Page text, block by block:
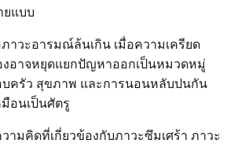
ยแบบ
าวะอารมณ์ล้นเกิน เมื่อความเครียด
อาจหยุดแยกปัญหาออกเป็นหมวดหมู่
อบครัว สุขภาพ และการนอนหลับปนกัน
อนเป็นศัตรู
ามคิดที่เกี่ยวข้องกับภาวะซึมเศร้า ภาวะ